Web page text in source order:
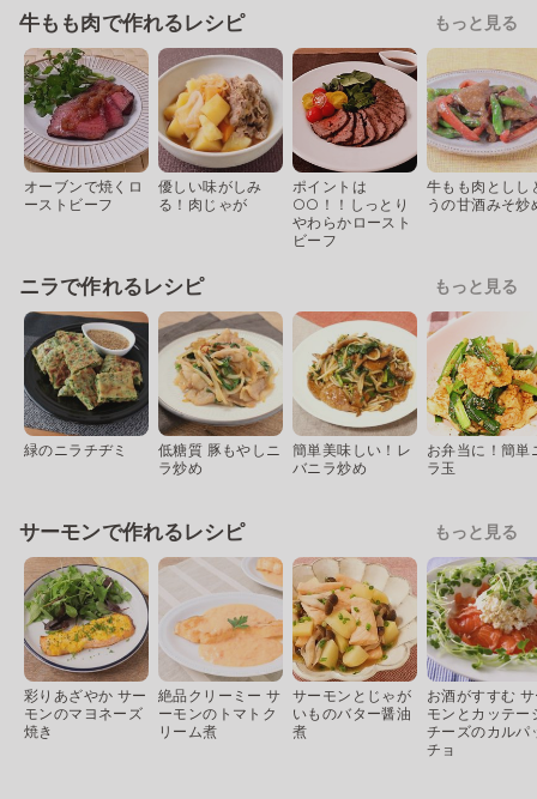
牛もも肉で作れるレシピ もっと見る
オーブンで焼くロ
ーストビーフ
優しい味がしみ
る！肉じゃが
ポイントは
○○！！しっとり
やわらかロースト
ビーフ
牛もも肉としし
うの甘酒みそ炒
ニラで作れるレシピ もっと見る
緑のニラチヂミ
低糖質 豚もやしニ
ラ炒め
簡単美味しい！レ
バニラ炒め
お弁当に！簡単
ラ玉
サーモンで作れるレシピ もっと見る
彩りあざやか サー
モンのマヨネーズ
焼き
絶品クリーミー サ
ーモンのトマトク
リーム煮
サーモンとじゃが
いものバター醤油
煮
お酒がすすむ
モンとカッテー
チーズのカルパ
チョ